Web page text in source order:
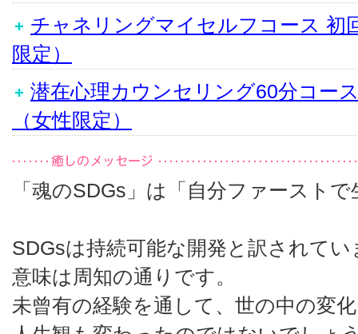
チャネリングマイセルフコース 初
限定）
潜在心理カウンセリング60分コー
（女性限定）
「魂のSDGs」は「自分ファースト
SDGsは持続可能な開発と訳されてい
意味は周知の通りです。
未曾有の経験を通して、世の中の変